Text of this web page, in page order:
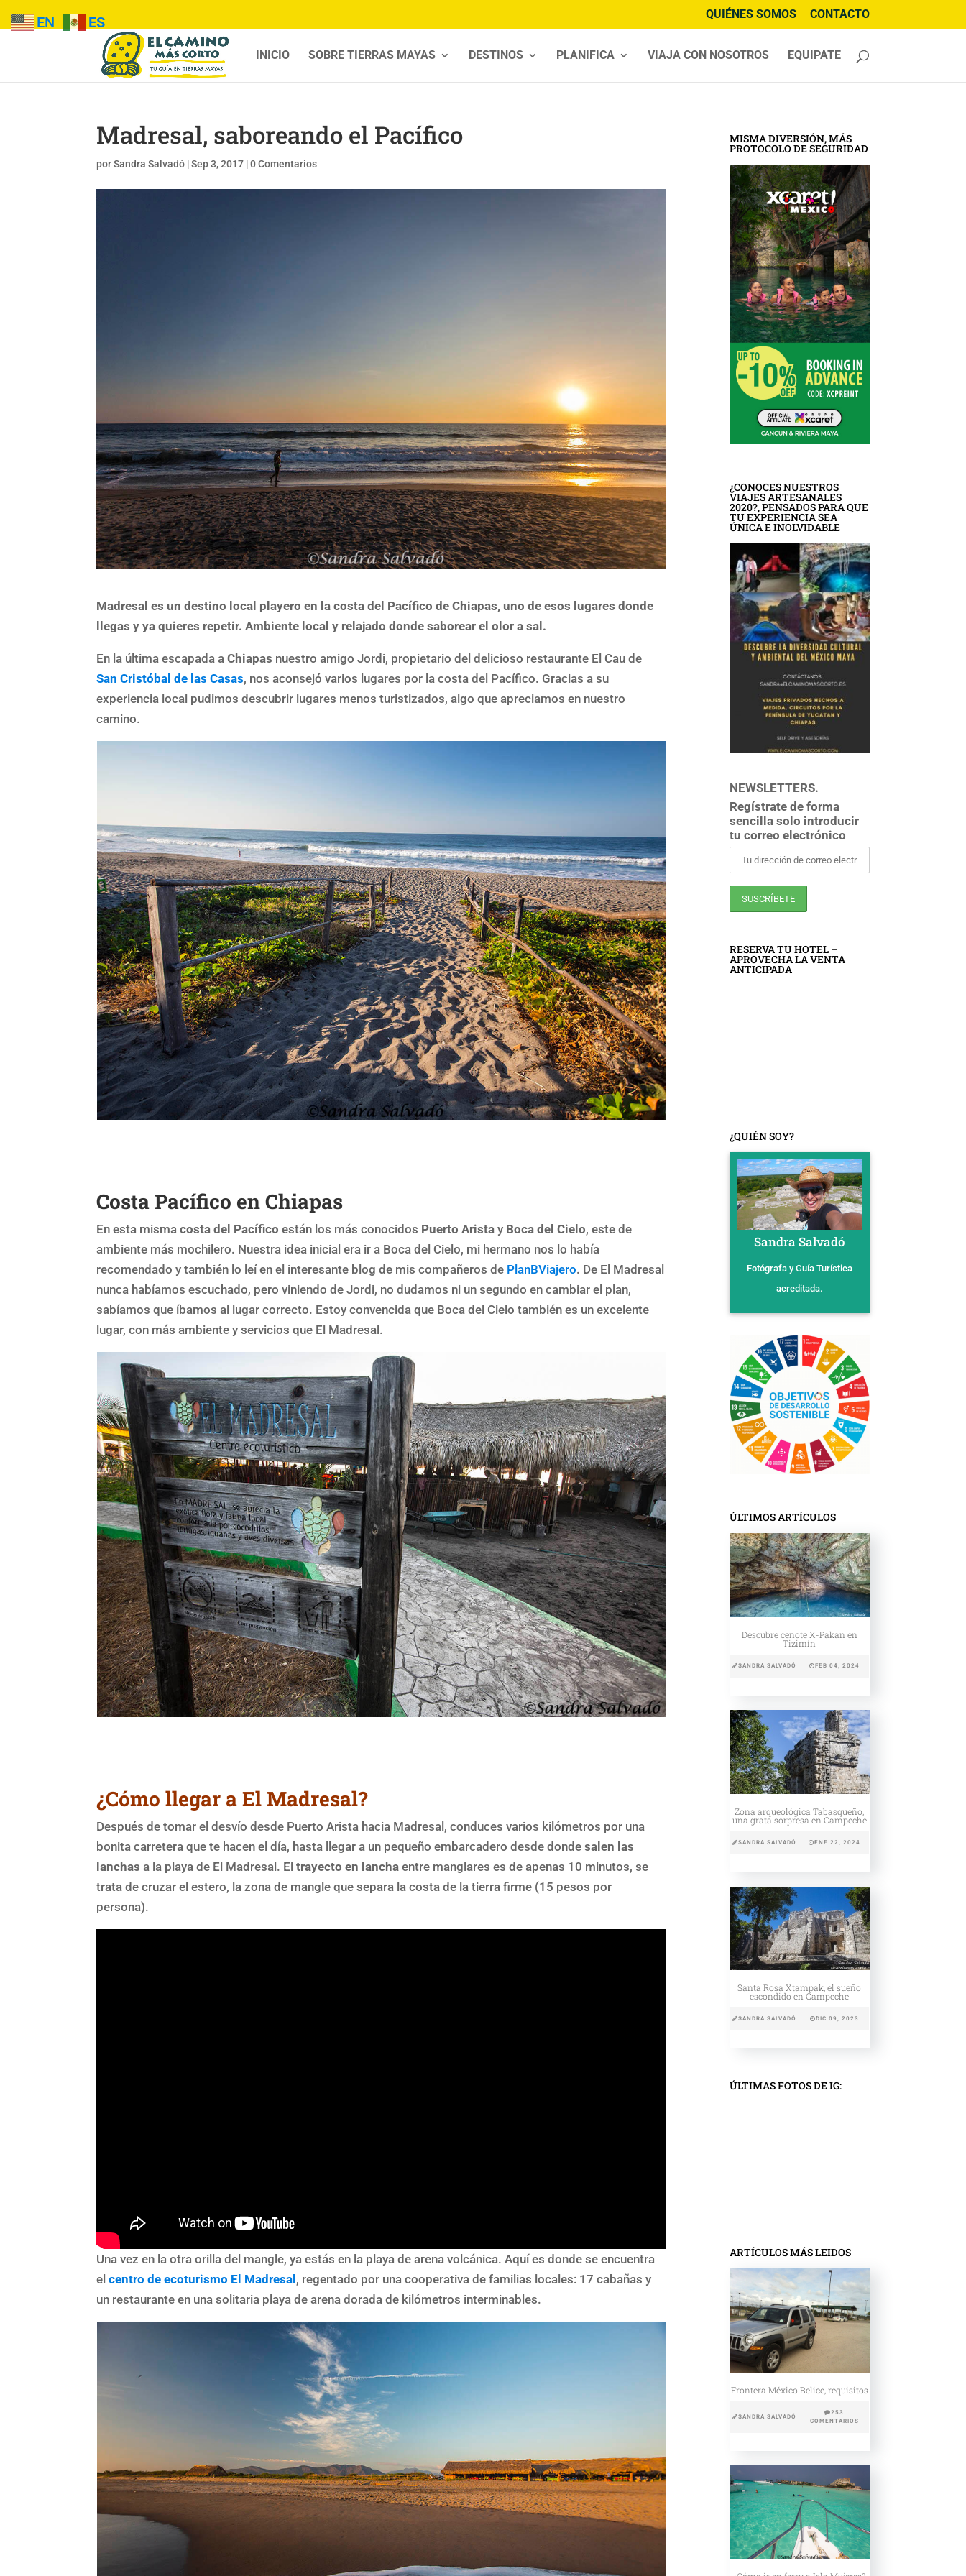
QUIÉNES SOMOS CONTACTO
INICIO SOBRE TIERRAS MAYAS DESTINOS PLANIFICA VIAJA CON NOSOTROS EQUIPATE
Madresal, saboreando el Pacífico
porSandra Salvadó |Sep 3, 2017 |0 Comentarios
Madresal es un destino local playero en la costa del Pacífico de Chiapas, uno de esos lugares donde
llegas y ya quieres repetir. Ambiente local y relajado donde saborear el olor a sal.
En la última escapada aChiapas nuestro amigo Jordi, propietario del delicioso restaurante El Cau de
San Cristóbal de las Casas, nos aconsejó varios lugares por la costa del Pacífico. Gracias a su
experiencia local pudimos descubrir lugares menos turistizados, algo que apreciamos en nuestro
camino.
Costa Pacífico en Chiapas
En esta mismacosta del Pacífico están los más conocidos Puerto Arista y Boca del Cielo, este de
ambiente más mochilero. Nuestra idea inicial era ir a Boca del Cielo, mi hermano nos lo había
recomendado y también lo leí en el interesante blog de mis compañeros de PlanBViajero. De El Madresal
nunca habíamos escuchado, pero viniendo de Jordi, no dudamos ni un segundo en cambiar el plan,
sabíamos que íbamos al lugar correcto. Estoy convencida que Boca del Cielo también es un excelente
lugar, con más ambiente y servicios que El Madresal.
¿Cómo llegar a El Madresal?
Después de tomar el desvío desde Puerto Arista hacia Madresal, conduces varios kilómetros por una
bonita carretera que te hacen el día, hasta llegar a un pequeño embarcadero desde dondesalen las
lanchas a la playa de El Madresal. Eltrayecto en lancha entre manglares es de apenas 10 minutos, se
trata de cruzar el estero, la zona de mangle que separa la costa de la tierra firme (15 pesos por
persona).
Una vez en la otra orilla del mangle, ya estás en la playa de arena volcánica. Aquí es donde se encuentra
elcentro de ecoturismo El Madresal , regentado por una cooperativa de familias locales: 17 cabañas y
un restaurante en una solitaria playa de arena dorada de kilómetros interminables.
MISMA DIVERSIÓN, MÁS
PROTOCOLO DE SEGURIDAD
¿CONOCES NUESTROS
VIAJES ARTESANALES
2020?, PENSADOS PARA QUE
TU EXPERIENCIA SEA
ÚNICA E INOLVIDABLE
NEWSLETTERS.
Regístrate de forma
sencilla solo introducir
tu correo electrónico
RESERVA TU HOTEL –
APROVECHA LA VENTA
ANTICIPADA
¿QUIÉN SOY?
Sandra Salvadó
Fotógrafa y Guía Turística
acreditada.
ÚLTIMOS ARTÍCULOS
Descubre cenote X-Pakan en
Tizimín
SANDRA SALVADÓ FEB 04, 2024
Zona arqueológica Tabasqueño,
una grata sorpresa en Campeche
SANDRA SALVADÓ ENE 22, 2024
Santa Rosa Xtampak, el sueño
escondido en Campeche
SANDRA SALVADÓ DIC 09, 2023
ÚLTIMAS FOTOS DE IG:
ARTÍCULOS MÁS LEIDOS
Frontera México Belice, requisitos
SANDRA SALVADÓ
253
COMENTARIOS
EN ES